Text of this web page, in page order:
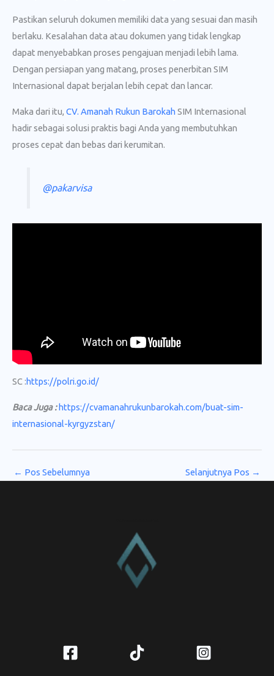
Pastikan seluruh dokumen memiliki data yang sesuai dan masih
berlaku. Kesalahan data atau dokumen yang tidak lengkap
dapat menyebabkan proses pengajuan menjadi lebih lama.
Dengan persiapan yang matang, proses penerbitan SIM
Internasional dapat berjalan lebih cepat dan lancar.
Maka dari itu, CV. Amanah Rukun Barokah SIM Internasional
hadir sebagai solusi praktis bagi Anda yang membutuhkan
proses cepat dan bebas dari kerumitan.
@pakarvisa
SC :https://polri.go.id/
Baca Juga :https://cvamanahrukunbarokah.com/buat-sim-
internasional-kyrgyzstan/
← Pos Sebelumnya Selanjutnya Pos →